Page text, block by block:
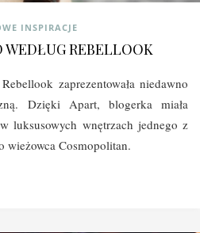
INSPIRACJE
WEDŁUG REBELLOOK
zaprezentowała niedawno
Dzięki Apart, blogerka miała
luksusowych wnętrzach jednego z
wieżowca Cosmopolitan.